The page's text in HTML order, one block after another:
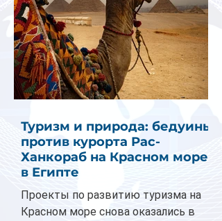
Туризм и природа: бедуины
против курорта Рас-
Ханкораб на Красном море
в Египте
Проекты по развитию туризма на
Красном море снова оказались в